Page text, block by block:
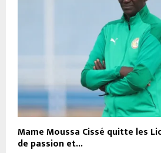
Mame Moussa Cissé quitte les
de passion et...